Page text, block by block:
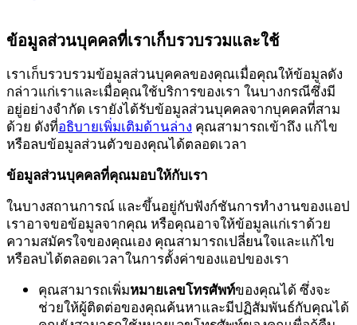
ข้อมูลส่วนบุคคลที่เราเก็บรวบรวมและใช้
เราเก็บรวบรวมข้อมูลส่วนบุคคลของคุณเมื่อคุณให้ข้อมูลดัง
กล่าวแก่เราและเมื่อคุณใช้บริการของเรา ในบางกรณีซึ่งมี
อยู่อย่างจำกัด เรายังได้รับข้อมูลส่วนบุคคลจากบุคคลที่สาม
ด้วย ดังที่อธิบายเพิ่มเติมด้านล่าง คุณสามารถเข้าถึง แก้ไข
หรือลบข้อมูลส่วนตัวของคุณได้ตลอดเวลา
ข้อมูลส่วนบุคคลที่คุณมอบให้กับเรา
ในบางสถานการณ์ และขึ้นอยู่กับฟังก์ชันการทํางานของแอป
เราอาจขอข้อมูลจากคุณ หรือคุณอาจให้ข้อมูลแก่เราด้วย
ความสมัครใจของคุณเอง คุณสามารถเปลี่ยนใจและแก้ไข
หรือลบได้ตลอดเวลาในการตั้งค่าของแอปของเรา
คุณสามารถเพิ่มหมายเลขโทรศัพท์ของคุณได้ ซึ่งจะ
ช่วยให้ผู้ติดต่อของคุณค้นหาและมีปฏิสัมพันธ์กับคุณได้